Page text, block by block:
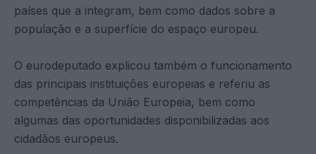
países que a integram, bem como dados sobre a
população e a superfície do espaço europeu.
O eurodeputado explicou também o funcionamento
das principais instituições europeias e referiu as
competências da União Europeia, bem como
algumas das oportunidades disponibilizadas aos
cidadãos europeus.